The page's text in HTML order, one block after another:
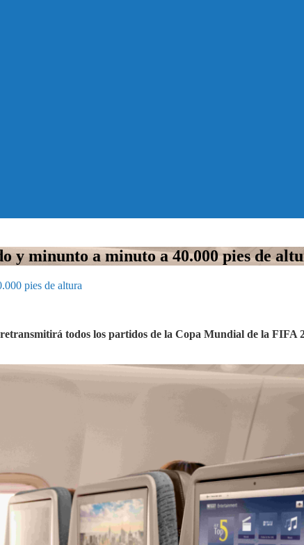
y minunto a minuto a 40.000 pies de
pies de altura
todos los partidos de la Copa Mundial de la FIFA